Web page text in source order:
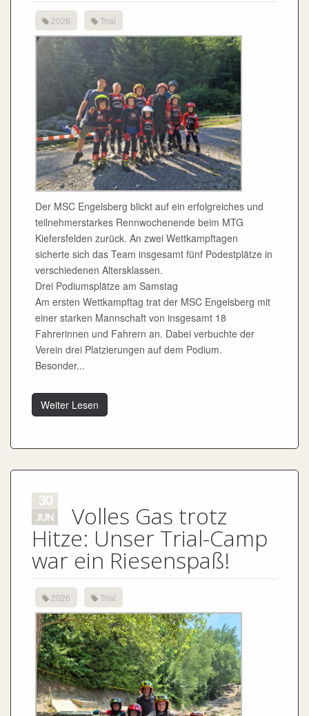
2026 Trial
Der MSC Engelsberg blickt auf ein erfolgreiches und
teilnehmerstarkes Rennwochenende beim MTG
Kiefersfelden zurück. An zwei Wettkampftagen
sicherte sich das Team insgesamt fünf Podestplätze in
verschiedenen Altersklassen.
Drei Podiumsplätze am Samstag
Am ersten Wettkampftag trat der MSC Engelsberg mit
einer starken Mannschaft von insgesamt 18
Fahrerinnen und Fahrern an. Dabei verbuchte der
Verein drei Platzierungen auf dem Podium.
Besonder...
Weiter Lesen
30
JUN Volles Gas trotz
Hitze: Unser Trial-Camp
war ein Riesenspaß!
2026 Trial